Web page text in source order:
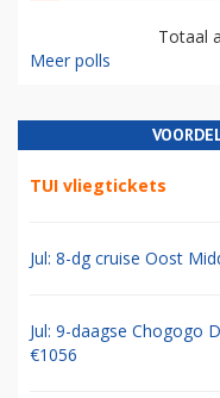
Totaal
Meer polls
TUI vliegtickets
Jul: 8-dg cruise Oost
Jul: 9-daagse Chogogo
€1056